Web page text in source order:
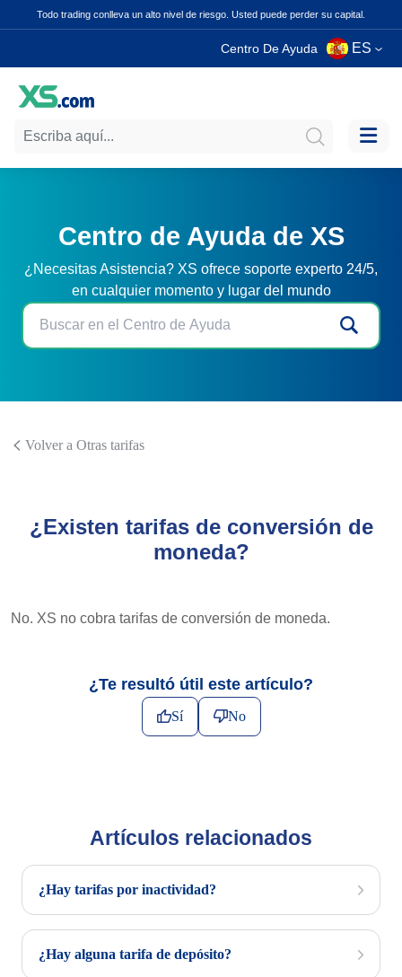
Todo trading conlleva un alto nivel de riesgo. Usted puede perder su capital.
Centro De Ayuda ES
Centro de Ayuda de XS
¿Necesitas Asistencia? XS ofrece soporte experto 24/5,
en cualquier momento y lugar del mundo
Volver a Otras tarifas
¿Existen tarifas de conversión de
moneda?
No. XS no cobra tarifas de conversión de moneda.
¿Te resultó útil este artículo?
Sí No
Artículos relacionados
¿Hay tarifas por inactividad?
¿Hay alguna tarifa de depósito?